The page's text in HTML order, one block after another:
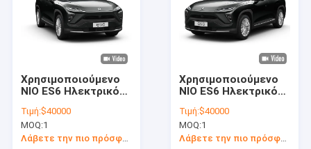
Χρησιμοποιούμενο
NIO ES6 Ηλεκτρικό
Χρησιμοποιούμενο
νέο ηλεκτρικό
crossover SUV
Τιμή:$40000
MOQ:1
Λάβετε την πιο πρόσφατη τιμή
Χρησιμοποιούμενο
NIO ES6 Ηλεκτρικό
Χρησιμοποιούμενο
νέο ηλεκτρικό
crossover SUV
Τιμή:$40000
MOQ:1
Λάβετε την πιο πρόσφατη τιμή